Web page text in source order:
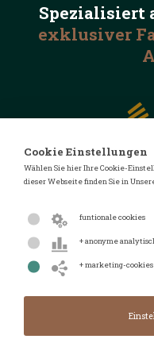
Spezialisiert
exklusiver
© 2026
Cookie Einstellungen
Wählen Sie hier Ihre Cookie-
dieser Webseite finden Sie in
funtionale cookies
+ anonyme
+ marketing-cookies